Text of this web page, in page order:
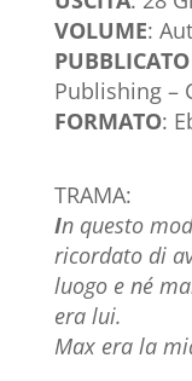
VOLUME:
Publishing –
FORMATO:
TRAMA:
In questo
ricordato di
luogo e né
era lui.
Max era la